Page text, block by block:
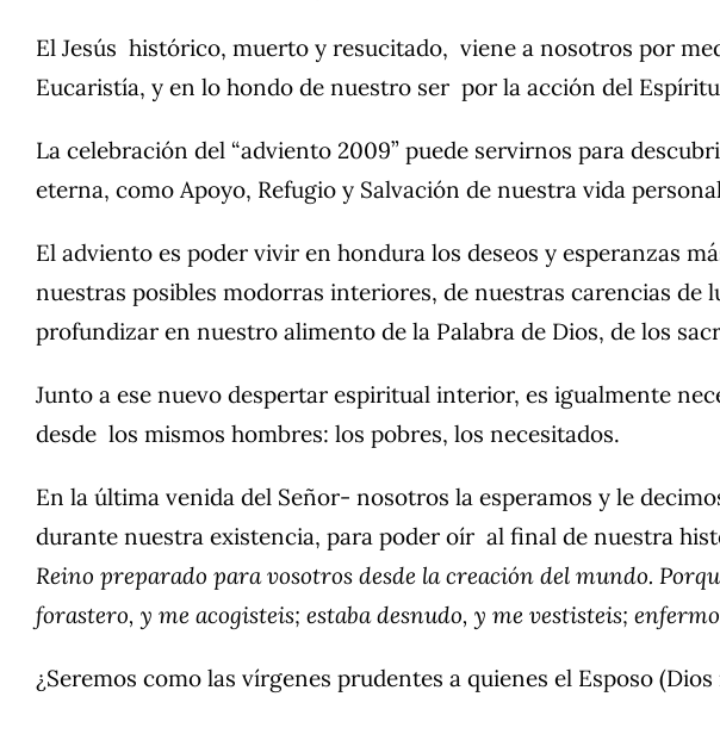
El Jesús histórico, muerto y resucitado, viene a nosotros por
Eucaristía, y en lo hondo de nuestro ser por la acción del Espíritu
La celebración del “adviento 2009” puede servirnos para
eterna, como Apoyo, Refugio y Salvación de nuestra vida
El adviento es poder vivir en hondura los deseos y esperanzas
nuestras posibles modorras interiores, de nuestras carencias de
profundizar en nuestro alimento de la Palabra de Dios, de los
Junto a ese nuevo despertar espiritual interior, es igualmente
desde los mismos hombres: los pobres, los necesitados.
En la última venida del Señor- nosotros la esperamos y le
durante nuestra existencia, para poder oír al final de nuestra
Reino preparado para vosotros desde la creación del mundo.
forastero, y me acogisteis; estaba desnudo, y me vestisteis;
¿Seremos como las vírgenes prudentes a quienes el Esposo